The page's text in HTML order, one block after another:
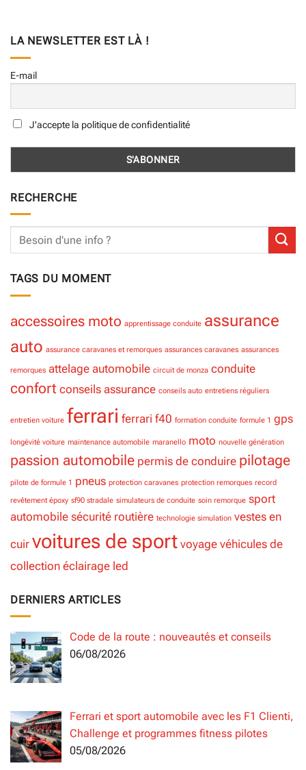
LA NEWSLETTER EST LÀ !
E-mail
J'accepte la politique de confidentialité
RECHERCHE
TAGS DU MOMENT
accessoires moto apprentissage conduite assurance
auto assurance caravanes et remorques assurances caravanes assurances
remorques attelage automobile circuit de monza conduite
confort conseils assurance conseils auto entretiens réguliers
entretien voiture ferrari ferrari f40 formation conduite formule 1 gps
longévité voiture maintenance automobile maranello moto nouvelle génération
passion automobile permis de conduire pilotage
pilote de formule 1 pneus protection caravanes protection remorques record
revêtement époxy sf90 stradale simulateurs de conduite soin remorque sport
automobile sécurité routière technologie simulation vestes en
cuir voitures de sport voyage véhicules de
collection éclairage led
DERNIERS ARTICLES
Code de la route : nouveautés et conseils
06/08/2026
Ferrari et sport automobile avec les F1 Clienti,
Challenge et programmes fitness pilotes
05/08/2026